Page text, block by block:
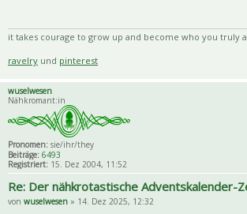
it takes courage to grow up and become who you truly
ravelry und pinterest
wuselwesen
Nähkromant:in
Pronomen: sie/ihr/they
Beiträge: 6493
Registriert: 15. Dez 2004, 11:52
Re: Der nähkrotastische Adventskalender-
von wuselwesen » 14. Dez 2025, 12:32